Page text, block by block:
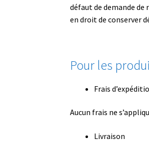
défaut de demande
en droit de conserver
Pour les
Frais
Aucun frais ne
Livraison